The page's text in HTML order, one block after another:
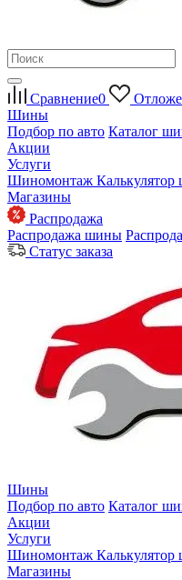
Сравнение0
Шины
Подбор по авто Каталог
Акции
Услуги
Шиномонтаж
Магазины
Распродажа
Распродажа шины
Статус заказа
Шины
Подбор по авто Каталог
Акции
Услуги
Шиномонтаж
Магазины